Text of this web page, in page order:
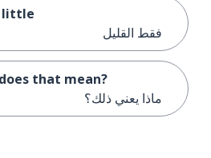
little
فقط القليل
that mean?
ماذا يعني ذلك؟